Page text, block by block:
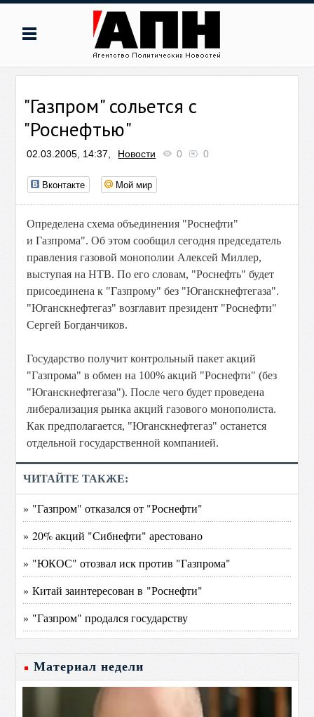
"Газпром" сольется с
"Роснефтью"
02.03.2005, 14:37, Новости 0 0
Вконтакте Мой мир
Определена схема объединения "Роснефти"
и Газпрома". Об этом сообщил сегодня председатель
правления газовой монополии Алексей Миллер,
выступая на НТВ. По его словам, "Роснефть" будет
присоединена к "Газпрому" без "Юганскнефтегаза".
"Юганскнефтегаз" возглавит президент "Роснефти"
Сергей Богданчиков.
Государство получит контрольный пакет акций
"Газпрома" в обмен на 100% акций "Роснефти" (без
"Юганскнефтегаза"). После чего будет проведена
либерализация рынка акций газового монополиста.
Как предполагается, "Юганскнефтегаз" останется
отдельной государственной компанией.
ЧИТАЙТЕ ТАКЖЕ:
» "Газпром" отказался от "Роснефти"
» 20% акций "Сибнефти" арестовано
» "ЮКОС" отозвал иск против "Газпрома"
» Китай заинтересован в "Роснефти"
» "Газпром" продался государству
Материал недели